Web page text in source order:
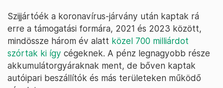
Szijjártóék a koronavírus-járvány után kaptak rá
erre a támogatási formára, 2021 és 2023 között,
mindössze három év alatt közel 700 milliárdot
szórtak ki így cégeknek. A pénz legnagyobb része
akkumulátorgyáraknak ment, de bőven kaptak
autóipari beszállítók és más területeken működő